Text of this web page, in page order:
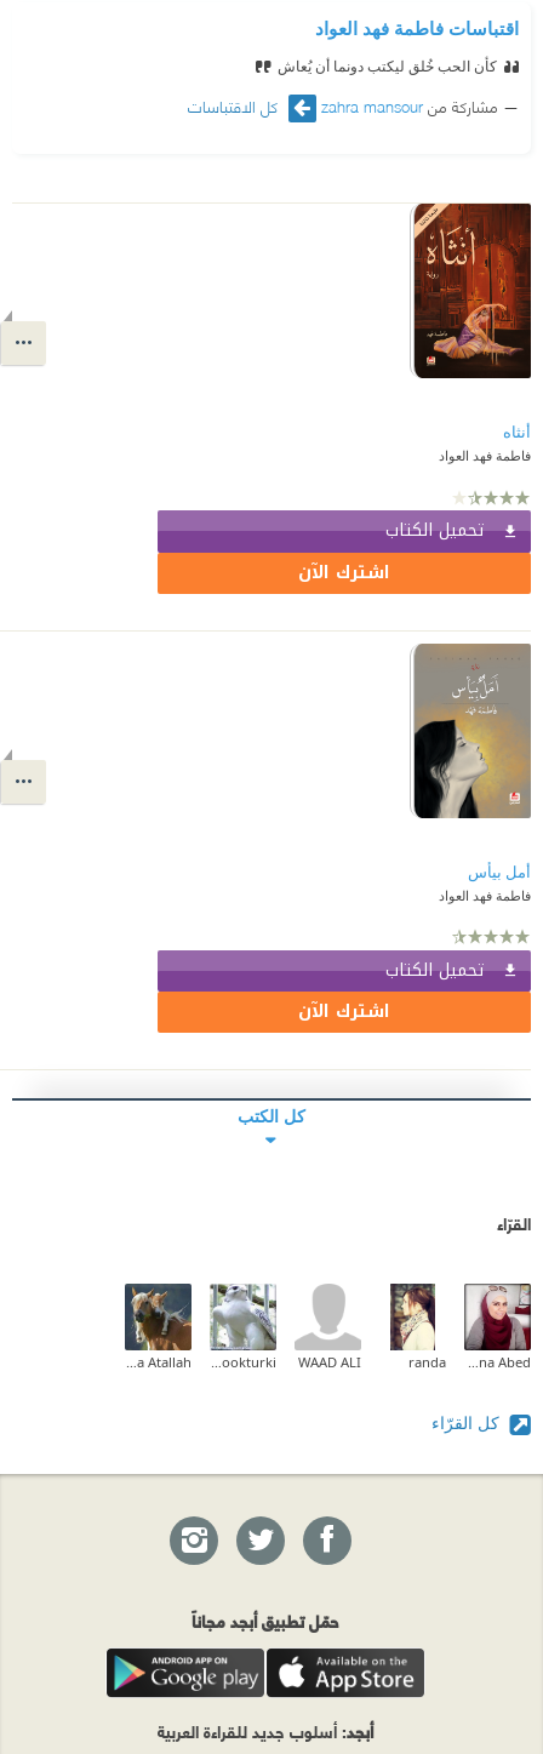
اقتباسات فاطمة فهد العواد
كأن الحب خُلق ليكتب دونما أن يُعاش
مشاركة منzahra mansour كل الاقتباسات
أنثاه
فاطمة فهد العواد
تحميل الكتاب
اشترك الآن
أمل بيأس
فاطمة فهد العواد
تحميل الكتاب
اشترك الآن
كل الكتب
القرّاء
randa
WAAD ALI
كل القرّاء
حمّل تطبيق أبجد مجاناً
أبجد: أسلوب جديد للقراءة العربية